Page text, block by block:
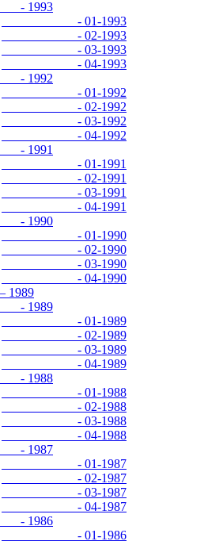
- 01-1993
- 02-1993
- 03-1993
- 04-1993
- 01-1992
- 02-1992
- 03-1992
- 04-1992
- 01-1991
- 02-1991
- 03-1991
- 04-1991
- 01-1990
- 02-1990
- 03-1990
- 04-1990
- 01-1989
- 02-1989
- 03-1989
- 04-1989
- 01-1988
- 02-1988
- 03-1988
- 04-1988
- 01-1987
- 02-1987
- 03-1987
- 04-1987
- 01-1986